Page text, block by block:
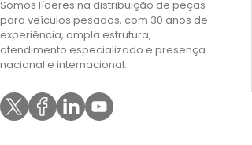
Somos líderes na distribuição de peças
para veículos pesados, com 30 anos de
experiência, ampla estrutura,
atendimento especializado e presença
nacional e internacional.